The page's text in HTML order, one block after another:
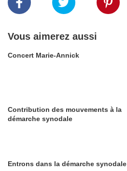
Vous aimerez aussi
Concert Marie-Annick
Contribution des mouvements à la
démarche synodale
Entrons dans la démarche synodale